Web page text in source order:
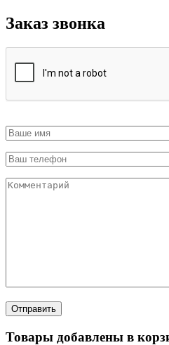
Заказ звонка
Товары добавлены в